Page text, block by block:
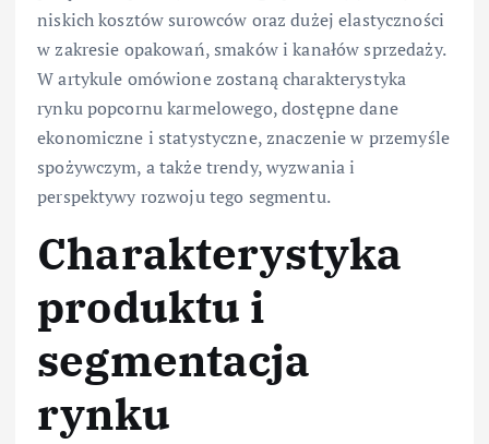
niskich kosztów surowców oraz dużej elastyczności
w zakresie opakowań, smaków i kanałów sprzedaży.
W artykule omówione zostaną charakterystyka
rynku popcornu karmelowego, dostępne dane
ekonomiczne i statystyczne, znaczenie w przemyśle
spożywczym, a także trendy, wyzwania i
perspektywy rozwoju tego segmentu.
Charakterystyka
produktu i
segmentacja
rynku